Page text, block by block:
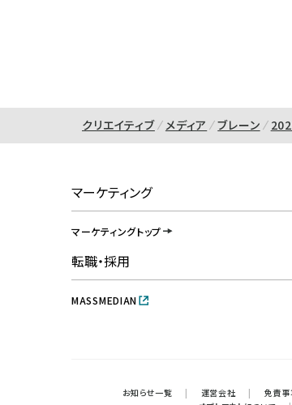
クリエイティブ メディア ブレーン
マーケティング
マーケティングトップ
転職・採用
MASSMEDIAN
お知らせ一覧 | 運営会社 | 免責事